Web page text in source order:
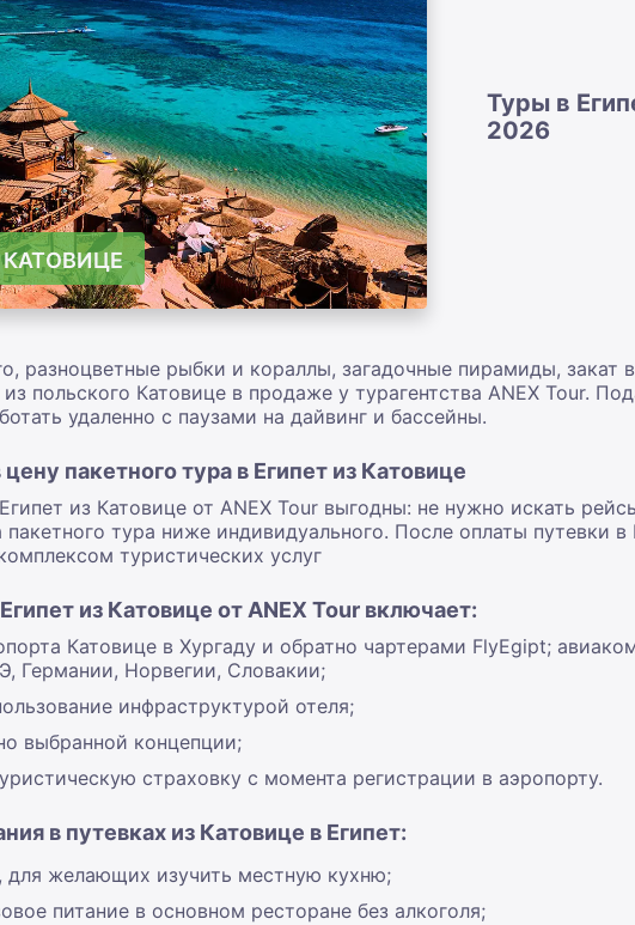
Туры в
2026
разноцветные рыбки и кораллы, загадочные пирамиды, закат
польского Катовице в продаже у турагентства ANEX Tour.
удаленно с паузами на дайвинг и бассейны.
пакетного тура в Египет из Катовице
из Катовице от ANEX Tour выгодны: не нужно искать
тура ниже индивидуального. После оплаты путевки
туристических услуг
из Катовице от ANEX Tour включает:
Катовице в Хургаду и обратно чартерами FlyEgipt;
Германии, Норвегии, Словакии;
инфраструктурой отеля;
выбранной концепции;
страховку с момента регистрации в аэропорту.
в путевках из Катовице в Египет:
для желающих изучить местную кухню;
питание в основном ресторане без алкоголя;